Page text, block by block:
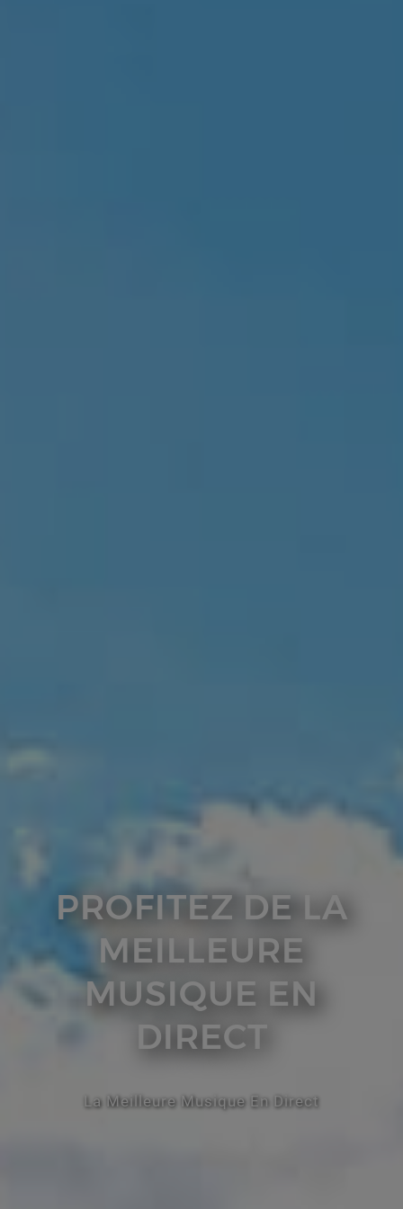
PROFITEZ DE LA
MEILLEURE
MUSIQUE EN
DIRECT
La Meilleure Musique En Direct